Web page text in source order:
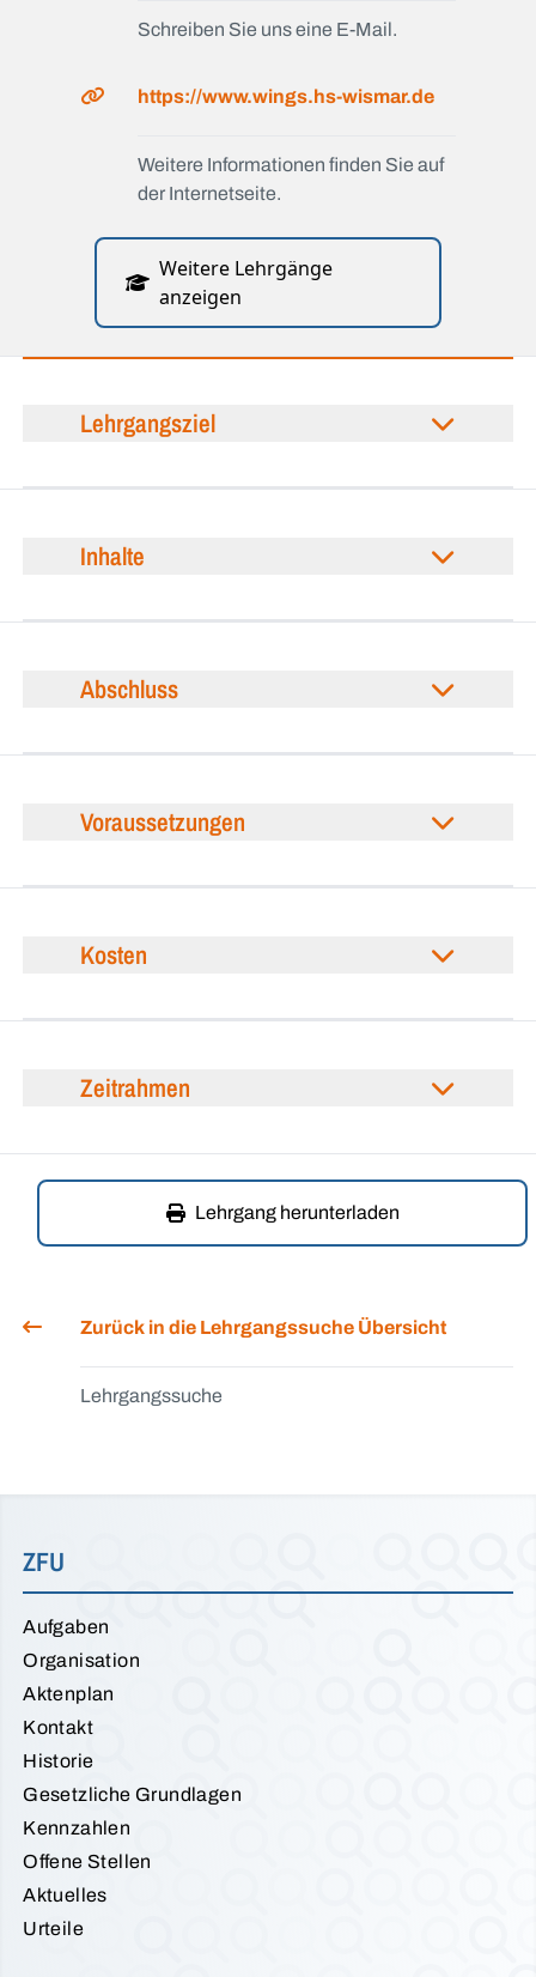
Schreiben Sie uns eine E-Mail.
https://www.wings.hs-wismar.de
Weitere Informationen finden Sie auf
der Internetseite.
Weitere Lehrgänge
anzeigen
Lehrgangsziel
Inhalte
Abschluss
Voraussetzungen
Kosten
Zeitrahmen
Lehrgang herunterladen
Zurück in die Lehrgangssuche Übersicht
Lehrgangssuche
ZFU
Aufgaben
Organisation
Aktenplan
Kontakt
Historie
Gesetzliche Grundlagen
Kennzahlen
Offene Stellen
Aktuelles
Urteile